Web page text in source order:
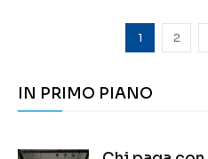
1 2
IN PRIMO PIANO